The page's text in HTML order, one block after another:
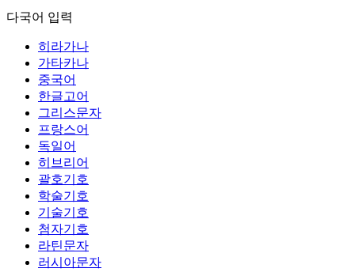
다국어 입력
히라가나
가타카나
중국어
한글고어
그리스문자
프랑스어
독일어
히브리어
괄호기호
학술기호
기술기호
첨자기호
라틴문자
러시아문자